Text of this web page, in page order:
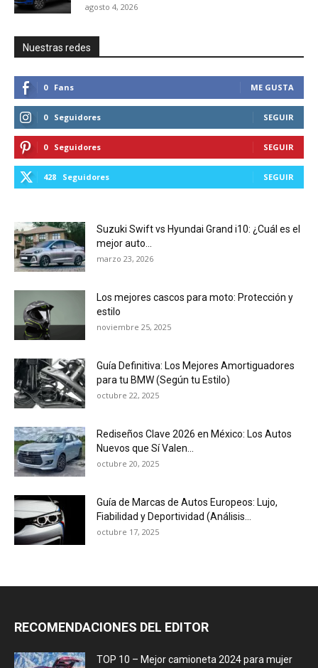
agosto 4, 2026
Nuestras redes
0 Fans ME GUSTA
0 Seguidores SEGUIR
0 Seguidores SEGUIR
428 Seguidores SEGUIR
Suzuki Swift vs Hyundai Grand i10: ¿Cuál es el
mejor auto...
marzo 23, 2026
Los mejores cascos para moto: Protección y
estilo
noviembre 25, 2025
Guía Definitiva: Los Mejores Amortiguadores
para tu BMW (Según tu Estilo)
octubre 22, 2025
Rediseños Clave 2026 en México: Los Autos
Nuevos que Sí Valen...
octubre 20, 2025
Guía de Marcas de Autos Europeos: Lujo,
Fiabilidad y Deportividad (Análisis...
octubre 17, 2025
RECOMENDACIONES DEL EDITOR
TOP 10 – Mejor camioneta 2024 para mujer